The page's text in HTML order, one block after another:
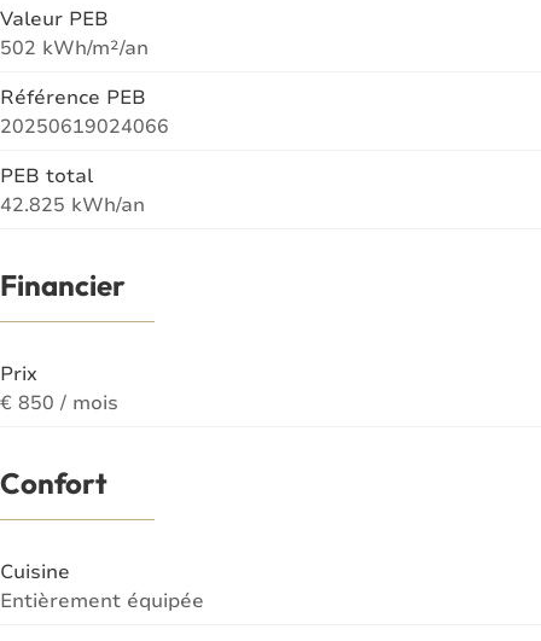
Valeur PEB
502 kWh/m²/an
Référence PEB
20250619024066
PEB total
42.825 kWh/an
Financier
Prix
€ 850 / mois
Confort
Cuisine
Entièrement équipée